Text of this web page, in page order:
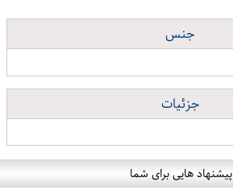
جنس
جزئیات
پیشنهاد هایی برای شما